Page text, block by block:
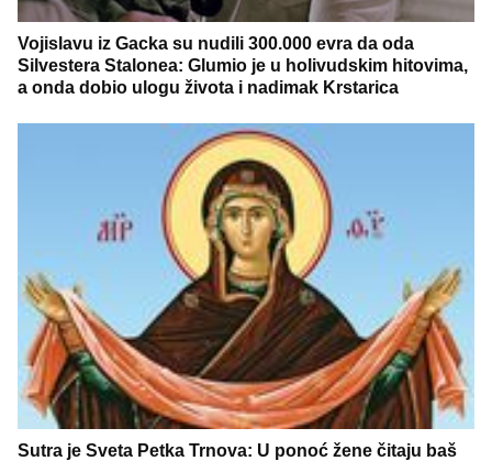
Vojislavu iz Gacka su nudili 300.000 evra da oda
Silvestera Stalonea: Glumio je u holivudskim hitovima,
a onda dobio ulogu života i nadimak Krstarica
Sutra je Sveta Petka Trnova: U ponoć žene čitaju baš